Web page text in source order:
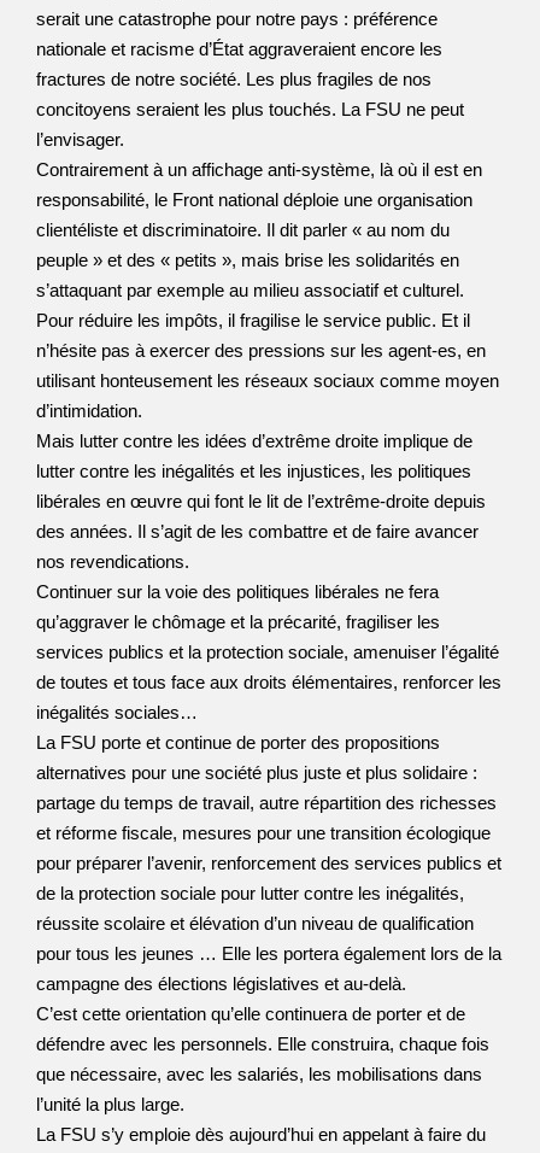
serait une catastrophe pour notre pays : préférence
nationale et racisme d’État aggraveraient encore les
fractures de notre société. Les plus fragiles de nos
concitoyens seraient les plus touchés. La FSU ne peut
l’envisager.
Contrairement à un affichage anti-système, là où il est en
responsabilité, le Front national déploie une organisation
clientéliste et discriminatoire. Il dit parler « au nom du
peuple » et des « petits », mais brise les solidarités en
s’attaquant par exemple au milieu associatif et culturel.
Pour réduire les impôts, il fragilise le service public. Et il
n’hésite pas à exercer des pressions sur les agent-es, en
utilisant honteusement les réseaux sociaux comme moyen
d’intimidation.
Mais lutter contre les idées d’extrême droite implique de
lutter contre les inégalités et les injustices, les politiques
libérales en œuvre qui font le lit de l’extrême-droite depuis
des années. Il s’agit de les combattre et de faire avancer
nos revendications.
Continuer sur la voie des politiques libérales ne fera
qu’aggraver le chômage et la précarité, fragiliser les
services publics et la protection sociale, amenuiser l’égalité
de toutes et tous face aux droits élémentaires, renforcer les
inégalités sociales…
La FSU porte et continue de porter des propositions
alternatives pour une société plus juste et plus solidaire :
partage du temps de travail, autre répartition des richesses
et réforme fiscale, mesures pour une transition écologique
pour préparer l’avenir, renforcement des services publics et
de la protection sociale pour lutter contre les inégalités,
réussite scolaire et élévation d’un niveau de qualification
pour tous les jeunes … Elle les portera également lors de la
campagne des élections législatives et au-delà.
C’est cette orientation qu’elle continuera de porter et de
défendre avec les personnels. Elle construira, chaque fois
que nécessaire, avec les salariés, les mobilisations dans
l’unité la plus large.
La FSU s’y emploie dès aujourd’hui en appelant à faire du